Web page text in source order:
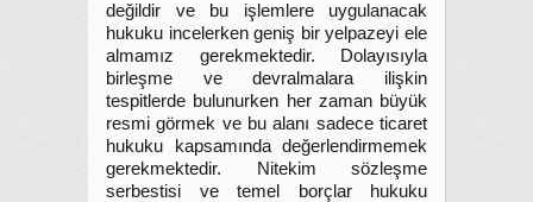
değildir ve bu işlemlere uygulanacak
hukuku incelerken geniş bir yelpazeyi ele
almamız gerekmektedir. Dolayısıyla
birleşme ve devralmalara ilişkin
tespitlerde bulunurken her zaman büyük
resmi görmek ve bu alanı sadece ticaret
hukuku kapsamında değerlendirmemek
gerekmektedir. Nitekim sözleşme
serbestisi ve temel borçlar hukuku